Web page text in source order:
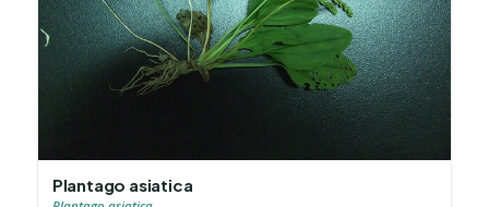
Plantago asiatica